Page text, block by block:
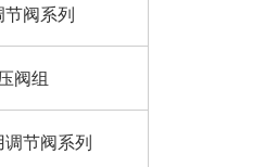
节阀系列
阀组
调节阀系列